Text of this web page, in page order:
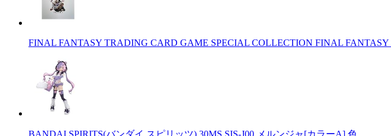
FINAL FANTASY TRADING CARD GAME SPECIAL COLLECTION FINAL FANTASY
BANDAI SPIRITS(バンダイ スピリッツ) 30MS SIS-J00 メルンジャ[カラーA] 色…